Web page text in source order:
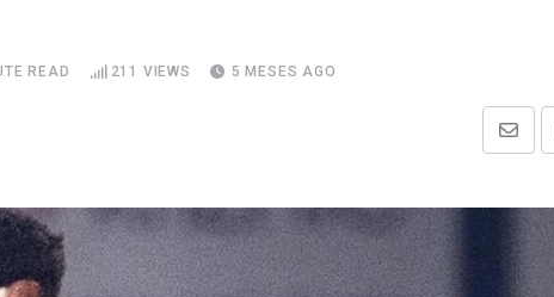
READ 211 VIEWS 5 MESES AGO
Share
Email